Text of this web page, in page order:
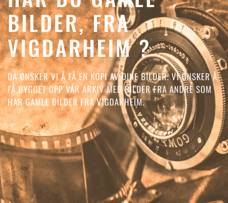
BILDER,FRA
VIGDARHEIM ?
DA ØNSKER VI Å FÅ EN KOPI AV DINE BILDER. VI ØNSKER Å
FÅ BYGGET OPP VÅR ARKIV MED BILDER FRA ANDRE SOM
HAR GAMLE BILDER FRA VIGDARHEIM.